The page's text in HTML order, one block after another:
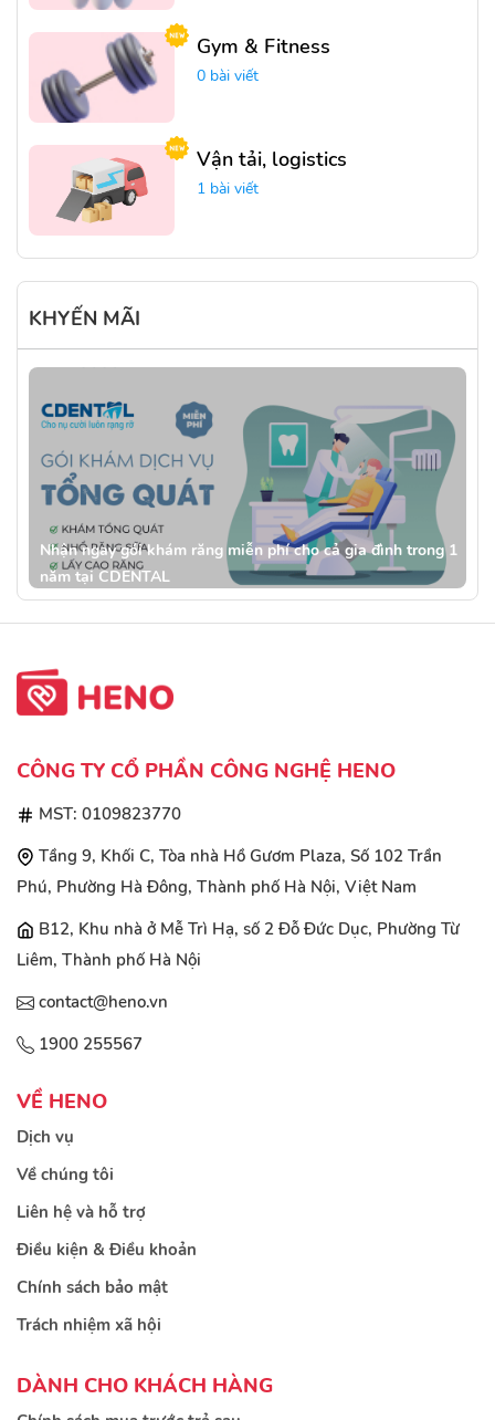
Gym & Fitness
0 bài viết
Vận tải, logistics
1 bài viết
KHYẾN MÃI
Nhận ngay gói khám răng miễn phí cho cả gia đình trong 1
năm tại CDENTAL
CÔNG TY CỔ PHẦN CÔNG NGHỆ HENO
MST: 0109823770
Tầng 9, Khối C, Tòa nhà Hồ Gươm Plaza, Số 102 Trần
Phú, Phường Hà Đông, Thành phố Hà Nội, Việt Nam
B12, Khu nhà ở Mễ Trì Hạ, số 2 Đỗ Đức Dục, Phường Từ
Liêm, Thành phố Hà Nội
contact@heno.vn
1900 255567
VỀ HENO
Dịch vụ
Về chúng tôi
Liên hệ và hỗ trợ
Điều kiện & Điều khoản
Chính sách bảo mật
Trách nhiệm xã hội
DÀNH CHO KHÁCH HÀNG